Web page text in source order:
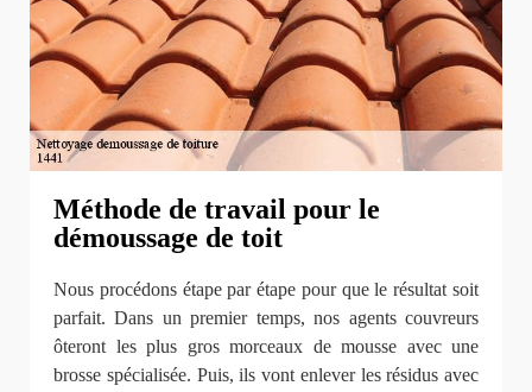
Méthode de travail pour le
démoussage de toit
Nous procédons étape par étape pour que le résultat soit
parfait. Dans un premier temps, nos agents couvreurs
ôteront les plus gros morceaux de mousse avec une
brosse spécialisée. Puis, ils vont enlever les résidus avec